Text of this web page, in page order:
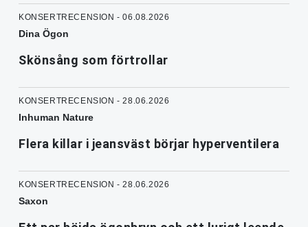
KONSERTRECENSION - 06.08.2026
Dina Ögon
Skönsång som förtrollar
KONSERTRECENSION - 28.06.2026
Inhuman Nature
Flera killar i jeansväst börjar hyperventilera
KONSERTRECENSION - 28.06.2026
Saxon